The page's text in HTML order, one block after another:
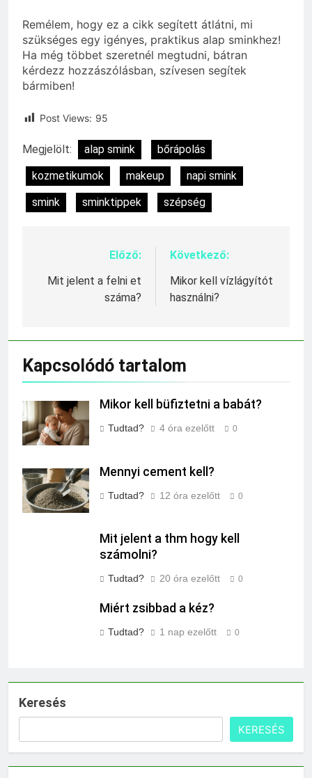
Remélem, hogy ez a cikk segített átlátni, mi
szükséges egy igényes, praktikus alap sminkhez!
Ha még többet szeretnél megtudni, bátran
kérdezz hozzászólásban, szívesen segítek
bármiben!
Post Views: 95
Megjelölt: alap smink
bőrápolás
kozmetikumok
makeup
napi smink
smink
sminktippek szépség
Bejegyzés
navigáció
Előző:
Mit jelent a felni et
száma?
Következő:
Mikor kell vízlágyítót
használni?
Kapcsolódó tartalom
Mikor kell büfiztetni a babát?
Tudtad? 4 óra ezelőtt 0
Mennyi cement kell?
Tudtad? 12 óra ezelőtt 0
Mit jelent a thm hogy kell
számolni?
Tudtad? 20 óra ezelőtt 0
Miért zsibbad a kéz?
Tudtad? 1 nap ezelőtt 0
Keresés
KERESÉS